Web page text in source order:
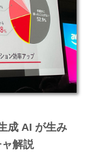
成 AI が生み
解説